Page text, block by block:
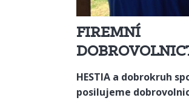
FIREMNÍ
HESTIA a dobrokruh
posilujeme